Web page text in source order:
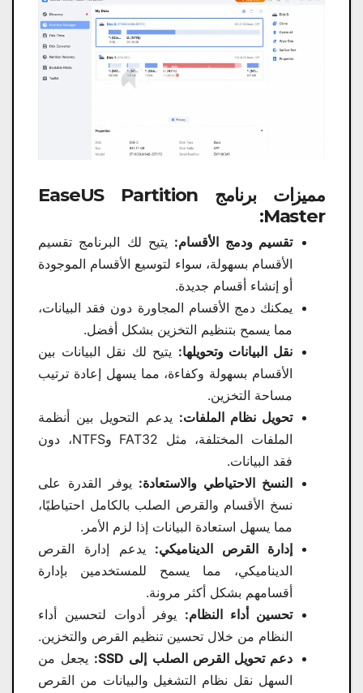
مميزات برنامج EaseUS Partition
Master:
تقسيم ودمج الأقسام: يتيح لك البرنامج تقسيم
الأقسام بسهولة، سواء لتوسيع الأقسام الموجودة
أو إنشاء أقسام جديدة.
يمكنك دمج الأقسام المجاورة دون فقد البيانات،
مما يسمح بتنظيم التخزين بشكل أفضل.
نقل البيانات وتحويلها: يتيح لك نقل البيانات بين
الأقسام بسهولة وكفاءة، مما يسهل إعادة ترتيب
مساحة التخزين.
تحويل نظام الملفات: يدعم التحويل بين أنظمة
الملفات المختلفة، مثل FAT32 وNTFS، دون
فقد البيانات.
النسخ الاحتياطي والاستعادة: يوفر القدرة على
نسخ الأقسام والقرص الصلب بالكامل احتياطيًا،
مما يسهل استعادة البيانات إذا لزم الأمر.
إدارة القرص الديناميكي: يدعم إدارة القرص
الديناميكي، مما يسمح للمستخدمين بإدارة
أقسامهم بشكل أكثر مرونة.
تحسين أداء النظام: يوفر أدوات لتحسين أداء
النظام من خلال تحسين تنظيم القرص والتخزين.
دعم تحويل القرص الصلب إلى SSD:
يجعل من
السهل نقل نظام التشغيل والبيانات من القرص